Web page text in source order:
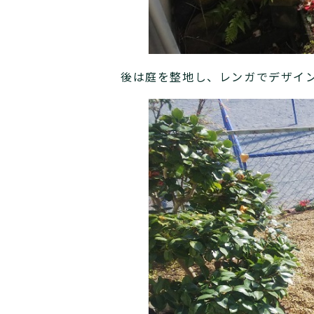
後は庭を整地し、レンガでデザイ